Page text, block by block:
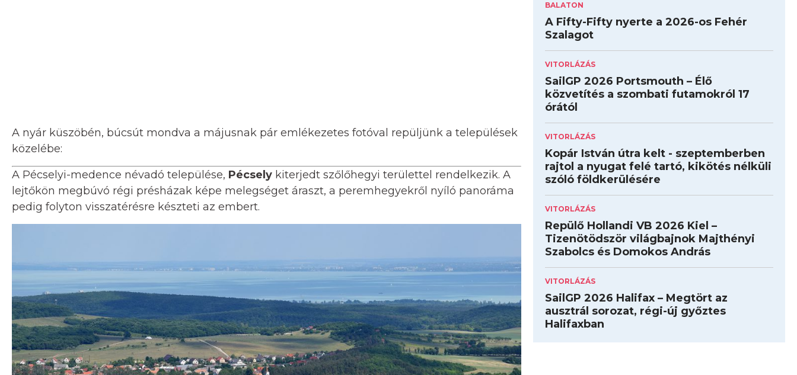
A nyár küszöbén, búcsút mondva a májusnak pár emlékezetes fotóval repüljünk a települések
közelébe:
A Pécselyi-medence névadó települése, Pécsely kiterjedt szőlőhegyi területtel rendelkezik. A
lejtőkön megbúvó régi présházak képe melegséget áraszt, a peremhegyekről nyíló panoráma
pedig folyton visszatérésre készteti az embert.
BALATON
A Fifty-Fifty nyerte a 2026-os Fehér
Szalagot
VITORLÁZÁS
SailGP 2026 Portsmouth – Élő
közvetítés a szombati futamokról 17
órától
VITORLÁZÁS
Kopár István útra kelt - szeptemberben
rajtol a nyugat felé tartó, kikötés nélküli
szóló földkerülésére
VITORLÁZÁS
Repülő Hollandi VB 2026 Kiel –
Tizenötödször világbajnok Majthényi
Szabolcs és Domokos András
VITORLÁZÁS
SailGP 2026 Halifax – Megtört az
ausztrál sorozat, régi-új győztes
Halifaxban